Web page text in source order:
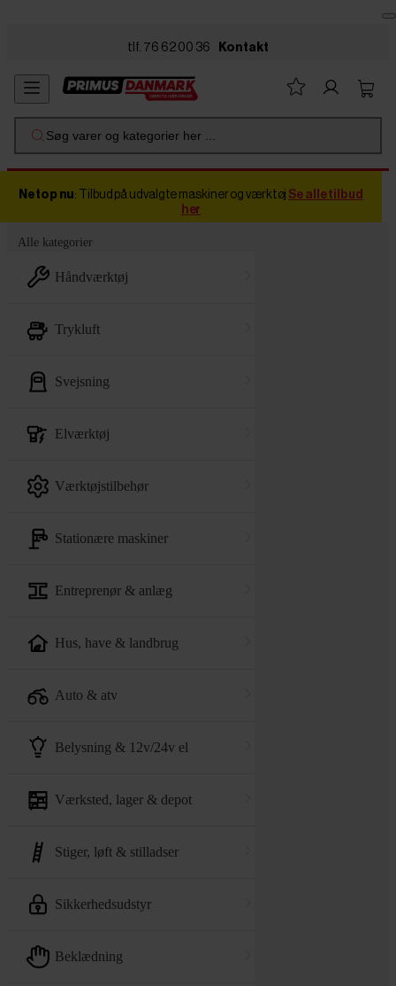
tlf. 76 62 00 36 Kontakt
Søg varer og kategorier her ...
Netop nu: Tilbud på udvalgte maskiner og værktøj Se alle tilbud
her
Alle kategorier
håndværktøj
trykluft
svejsning
elværktøj
værktøjstilbehør
stationære maskiner
entreprenør & anlæg
hus, have & landbrug
auto & atv
belysning & 12v/24v el
værksted, lager & depot
stiger, løft & stilladser
sikkerhedsudstyr
beklædning